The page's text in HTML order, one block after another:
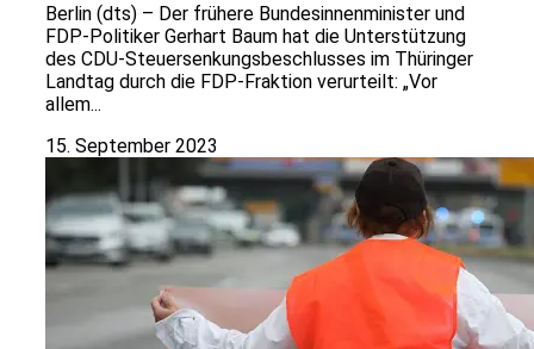
Berlin (dts) – Der frühere Bundesinnenminister und
FDP-Politiker Gerhart Baum hat die Unterstützung
des CDU-Steuersenkungsbeschlusses im Thüringer
Landtag durch die FDP-Fraktion verurteilt: „Vor
allem...
15. September 2023